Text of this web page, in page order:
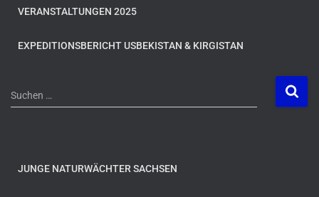
VERANSTALTUNGEN 2025
EXPEDITIONSBERICHT USBEKISTAN & KIRGISTAN
S
u
Suchen …
JUNGE NATURWÄCHTER SACHSEN